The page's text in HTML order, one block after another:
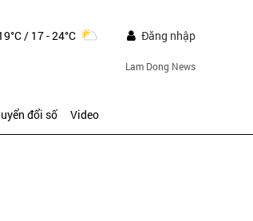
/ 17 - 24°C Đăng nhập
Lam Dong News
đổi số Video